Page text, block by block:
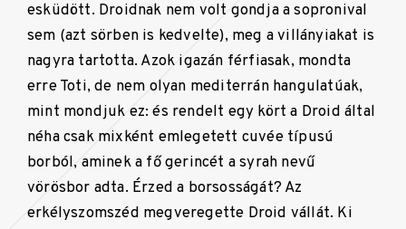
esküdött. Droidnak nem volt gondja a sopronival
sem (azt sörben is kedvelte), meg a villányiakat is
nagyra tartotta. Azok igazán férfiasak, mondta
erre Toti, de nem olyan mediterrán hangulatúak,
mint mondjuk ez: és rendelt egy kört a Droid által
néha csak mixként emlegetett cuvée típusú
borból, aminek a fő gerincét a syrah nevű
vörösbor adta. Érzed a borsosságát? Az
erkélyszomszéd megveregette Droid vállát. Ki